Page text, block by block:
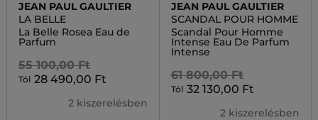
JEAN PAUL GAULTIER
LA BELLE
La Belle Rosea Eau de
Parfum
55 100,00 Ft
Tól 28 490,00 Ft
2 kiszerelésben
JEAN PAUL GAULTIER
SCANDAL POUR HOMME
Scandal Pour Homme
Intense Eau De Parfum
Intense
61 800,00 Ft
Tól 32 130,00 Ft
2 kiszerelésben